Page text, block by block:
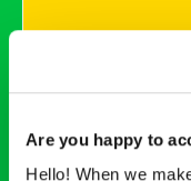
Are you happy to
Hello! When we